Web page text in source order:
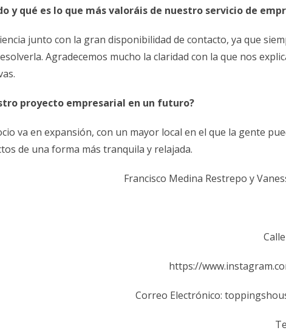
y qué es lo que más valoráis de nuestro servicio de
junto con la gran disponibilidad de contacto, ya que
Agradecemos mucho la claridad con la que nos
proyecto empresarial en un futuro?
va en expansión, con un mayor local en el que la gente
de una forma más tranquila y relajada.
Francisco Medina Restrepo y
https://
Correo Electrónico: